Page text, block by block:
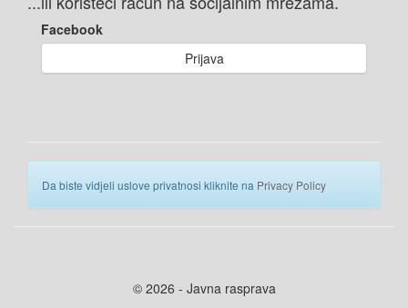
Facebook
Prijava
Da biste vidjeli uslove privatnosi kliknite na Privacy Policy
© 2026 - Javna rasprava